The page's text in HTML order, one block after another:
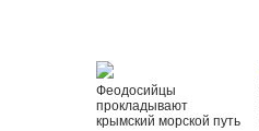
Феодосийцы
прокладывают
крымский морской путь